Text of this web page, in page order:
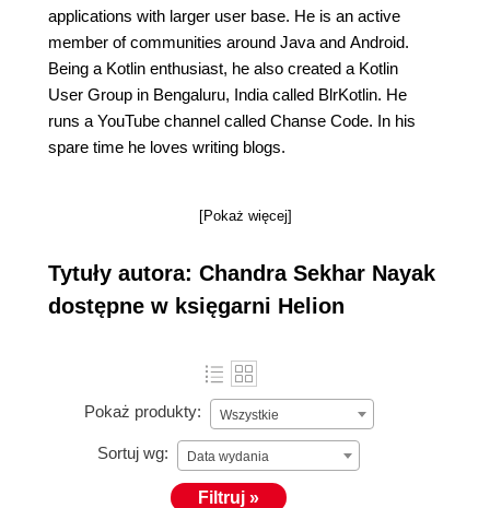
applications with larger user base. He is an active
member of communities around Java and Android.
Being a Kotlin enthusiast, he also created a Kotlin
User Group in Bengaluru, India called BlrKotlin. He
runs a YouTube channel called Chanse Code. In his
spare time he loves writing blogs.
[Pokaż więcej]
Tytuły autora: Chandra Sekhar Nayak
dostępne w księgarni Helion
Pokaż produkty: Wszystkie
Sortuj wg: Data wydania
Filtruj »